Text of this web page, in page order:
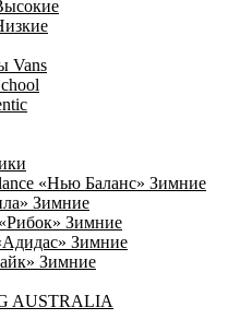
Vans
«Нью Баланс» Зимние
Зимние
Зимние
Зимние
Зимние
AUSTRALIA